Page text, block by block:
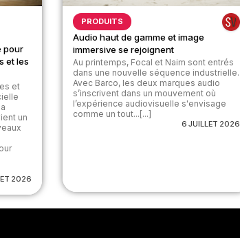
pour
et les
et
un
2026
PRODUITS
Audio haut de gamme et image
immersive se rejoignent
Au printemps, Focal et Naim sont entrés
dans une nouvelle séquence industrielle.
Avec Barco, les deux marques audio
s’inscrivent dans un mouvement où
l’expérience audiovisuelle s'envisage
comme un tout...[...]
6 JUILLET 2026